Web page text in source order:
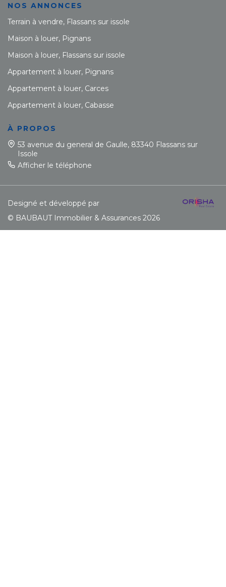
NOS ANNONCES
Terrain à vendre, Flassans sur issole
Maison à louer, Pignans
Maison à louer, Flassans sur issole
Appartement à louer, Pignans
Appartement à louer, Carces
Appartement à louer, Cabasse
À PROPOS
53 avenue du general de Gaulle, 83340 Flassans sur
Issole
Afficher le téléphone
Designé et développé par
© BAUBAUT Immobilier & Assurances 2026